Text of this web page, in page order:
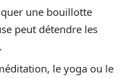
une bouillotte
peut détendre les
le yoga ou le